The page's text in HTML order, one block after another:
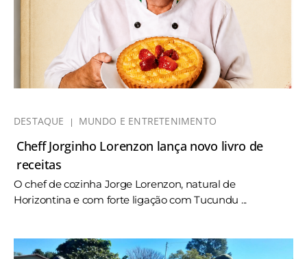
DESTAQUE MUNDO E ENTRETENIMENTO
Cheff Jorginho Lorenzon lança novo livro de
receitas
O chef de cozinha Jorge Lorenzon, natural de
Horizontina e com forte ligação com Tucundu ...